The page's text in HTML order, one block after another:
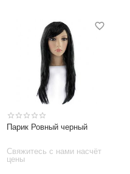
Парик Ровный черный
Свяжитесь с нами насчёт
цены